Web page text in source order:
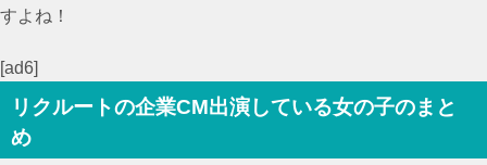
すよね！
[ad6]
リクルートの企業CM出演している女の子のまと
め